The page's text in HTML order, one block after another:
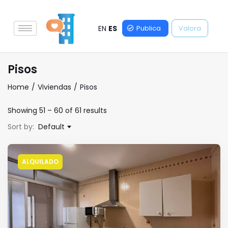
EN ES Publica Valora
Pisos
Home Viviendas Pisos
Showing 51 – 60 of 61 results
Sort by: Default
ALQUILADO